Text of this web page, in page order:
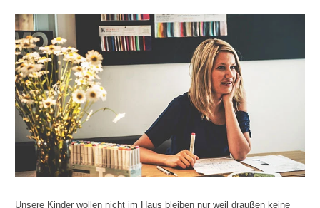
Unsere Kinder wollen nicht im Haus bleiben nur weil draußen keine